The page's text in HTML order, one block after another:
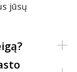
jūsų